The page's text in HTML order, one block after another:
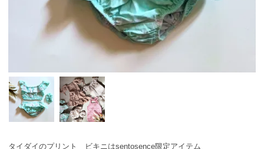
タイダイのプリント ビキニはsentosence限定アイテム